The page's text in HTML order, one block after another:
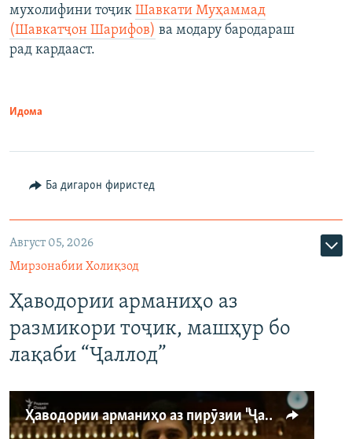
мухолифини тоҷик Шавкати Муҳаммад
(Шавкатҷон Шарифов) ва модару бародараш
рад кардааст.
Идома
Ба дигарон фиристед
Август 05, 2026
Мирзонабии Холиқзод
Ҳаводории арманиҳо аз
размикори тоҷик, машҳур бо
лақаби “Ҷаллод”
Ҳаводории арманиҳо аз пирӯзии "Ҷаллод"-и тоҷик